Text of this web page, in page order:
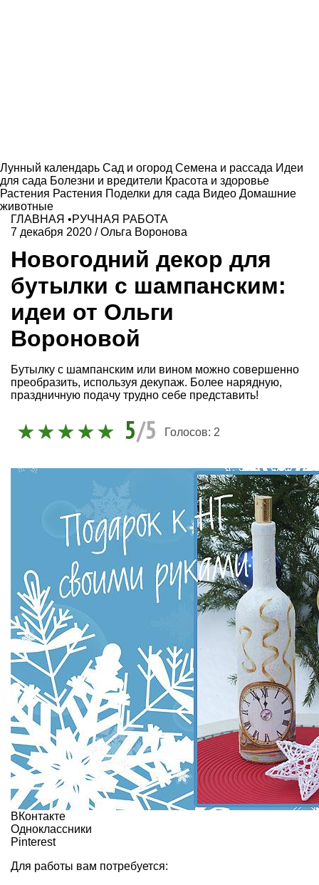
Лунный календарь Сад и огород Семена и рассада Идеи
для сада Болезни и вредители Красота и здоровье
Растения Растения Поделки для сада Видео Домашние
животные
ГЛАВНАЯ •РУЧНАЯ РАБОТА
7 декабря 2020 /Ольга Воронова
Новогодний декор для
бутылки с шампанским:
идеи от Ольги
Вороновой
Бутылку с шампанским или вином можно совершенно
преобразить, используя декупаж. Более нарядную,
праздничную подачу трудно себе представить!
5/5 Голосов: 2
ВКонтакте
Одноклассники
Pinterest
Для работы вам потребуется: